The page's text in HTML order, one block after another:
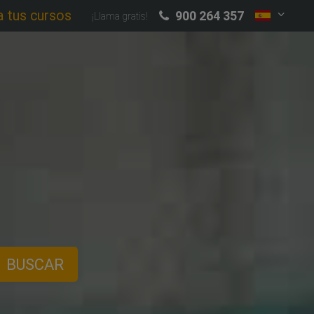
tus cursos ¡Llama gratis! 900 264 357
BUSCAR